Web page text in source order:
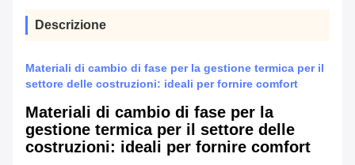
Descrizione
Materiali di cambio di fase per la gestione termica per il
settore delle costruzioni: ideali per fornire comfort
Materiali di cambio di fase per la
gestione termica per il settore delle
costruzioni: ideali per fornire comfort